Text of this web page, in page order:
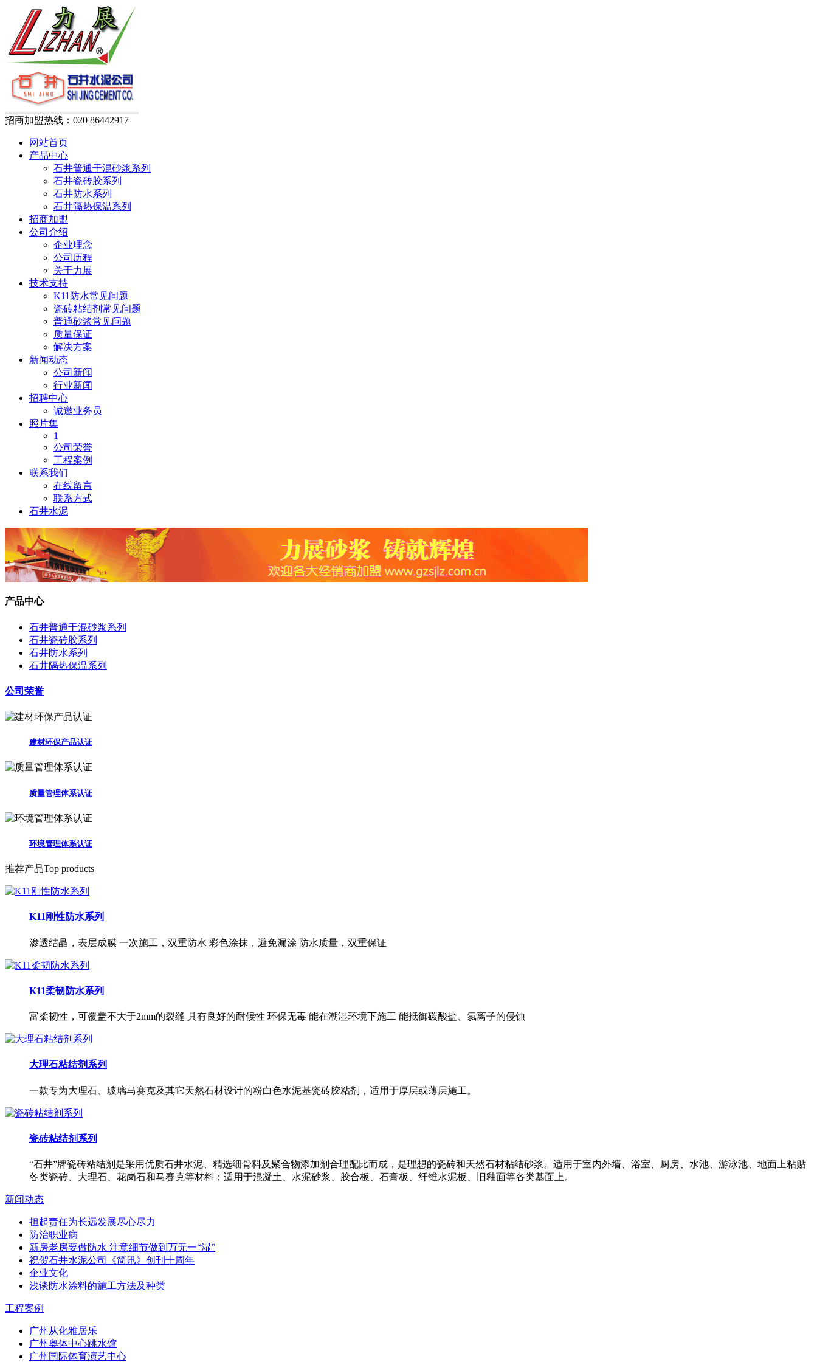
招商加盟热线： 020 86442917
网站首页
产品中心
石井普通干混砂浆系列
石井瓷砖胶系列
石井防水系列
石井隔热保温系列
招商加盟
公司介绍
企业理念
公司历程
关于力展
技术支持
K11防水常见问题
瓷砖粘结剂常见问题
普通砂浆常见问题
质量保证
解决方案
新闻动态
公司新闻
行业新闻
招聘中心
诚邀业务员
照片集
1
公司荣誉
工程案例
联系我们
在线留言
联系方式
石井水泥
产品中心
石井普通干混砂浆系列
石井瓷砖胶系列
石井防水系列
石井隔热保温系列
公司荣誉
建材环保产品认证
质量管理体系认证
环境管理体系认证
推荐产品Top products
K11刚性防水系列
渗透结晶，表层成膜 一次施工，双重防水 彩色涂抹，避免漏涂 防水质量，双重保证
K11柔韧防水系列
富柔韧性，可覆盖不大于2mm的裂缝 具有良好的耐候性 环保无毒 能在潮湿环境下施工 能抵御碳酸盐、氯离子的侵蚀
大理石粘结剂系列
一款专为大理石、玻璃马赛克及其它天然石材设计的粉白色水泥基瓷砖胶粘剂，适用于厚层或薄层施工。
瓷砖粘结剂系列
“石井”牌瓷砖粘结剂是采用优质石井水泥、精选细骨料及聚合物添加剂合理配比而成，是理想的瓷砖和天然石材粘结砂浆。适用于室内外墙、浴室、厨房、水池、游泳池、地面上粘贴
各类瓷砖、大理石、花岗石和马赛克等材料；适用于混凝土、水泥砂浆、胶合板、石膏板、纤维水泥板、旧釉面等各类基面上。
新闻动态
担起责任为长远发展尽心尽力
防治职业病
新房老房要做防水 注意细节做到万无一“湿”
祝贺石井水泥公司《简讯》创刊十周年
企业文化
浅谈防水涂料的施工方法及种类
工程案例
广州从化雅居乐
广州奥体中心跳水馆
广州国际体育演艺中心